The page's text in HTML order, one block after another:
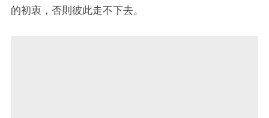
的初衷，否則彼此走不下去。